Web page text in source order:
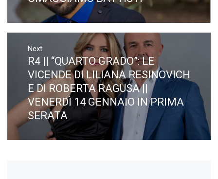
Next
Next
post:
R4 || “QUARTO GRADO”: LE
VICENDE DI LILIANA RESINOVICH
E DI ROBERTA RAGUSA ||
VENERDÌ 14 GENNAIO IN PRIMA
SERATA